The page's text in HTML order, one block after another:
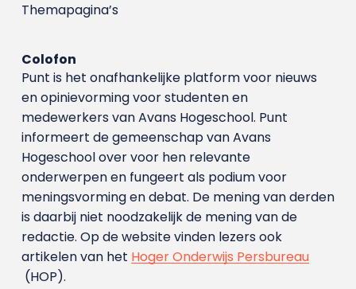
Themapagina’s
Colofon
Punt is het onafhankelijke platform voor nieuws
en opinievorming voor studenten en
medewerkers van Avans Hoge­school. Punt
informeert de gemeenschap van Avans
Hogeschool over voor hen relevante
onderwerpen en fungeert als podium voor
meningsvorming en debat. De mening van derden
is daarbij niet noodzakelijk de mening van de
redactie. Op de website vinden lezers ook
artikelen van het Hoger Onderwijs Persbureau
(HOP).